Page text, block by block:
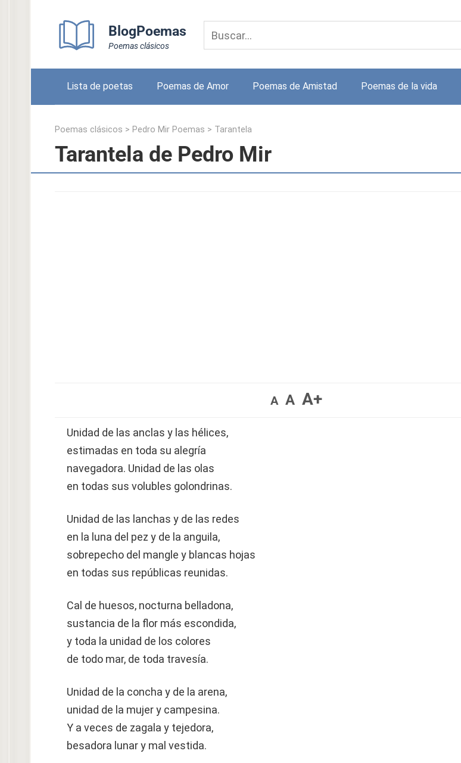
BlogPoemas
Poemas clásicos
Lista de poetas Poemas de Amor Poemas de Amistad Poemas de la vida
Poemas clásicos > Pedro Mir Poemas > Tarantela
Tarantela de Pedro Mir
A A A+
Unidad de las anclas y las hélices,
estimadas en toda su alegría
navegadora. Unidad de las olas
en todas sus volubles golondrinas.
Unidad de las lanchas y de las redes
en la luna del pez y de la anguila,
sobrepecho del mangle y blancas hojas
en todas sus repúblicas reunidas.
Cal de huesos, nocturna belladona,
sustancia de la flor más escondida,
y toda la unidad de los colores
de todo mar, de toda travesía.
Unidad de la concha y de la arena,
unidad de la mujer y campesina.
Y a veces de zagala y tejedora,
besadora lunar y mal vestida.